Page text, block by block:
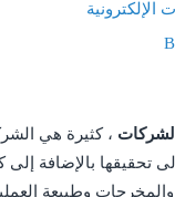
الإلكترونية
، كثيرة هي
تحقيقها بالإضافة
وطبيعة